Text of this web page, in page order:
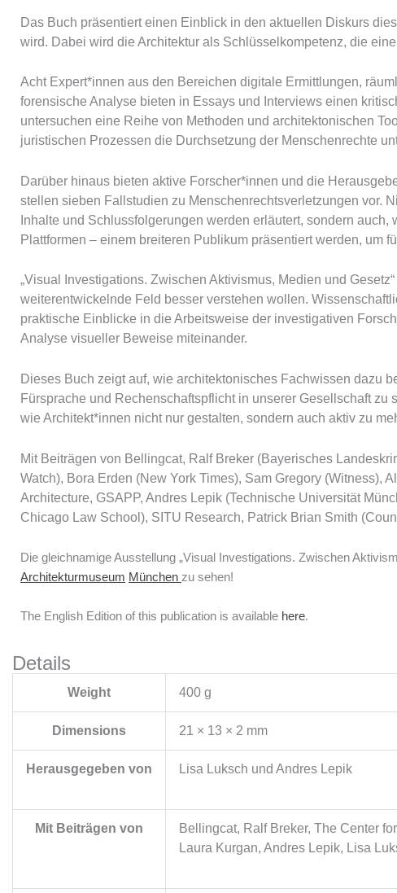
Das Buch präsentiert einen Einblick in den aktuellen Diskurs
wird. Dabei wird die Architektur als Schlüsselkompetenz, die
Acht Expert*innen aus den Bereichen digitale Ermittlungen,
forensische Analyse bieten in Essays und Interviews einen
untersuchen eine Reihe von Methoden und architektonischen
juristischen Prozessen die Durchsetzung der Menschenrechte
Darüber hinaus bieten aktive Forscher*innen und die
stellen sieben Fallstudien zu Menschenrechtsverletzungen vor.
Inhalte und Schlussfolgerungen werden erläutert, sondern
Plattformen – einem breiteren Publikum präsentiert werden, um
„Visual Investigations. Zwischen Aktivismus, Medien und
weiterentwickelnde Feld besser verstehen wollen.
praktische Einblicke in die Arbeitsweise der investigativen
Analyse visueller Beweise miteinander.
Dieses Buch zeigt auf, wie architektonisches Fachwissen dazu
Fürsprache und Rechenschaftspflicht in unserer Gesellschaft
wie Architekt*innen nicht nur gestalten, sondern auch aktiv zu
Mit Beiträgen von Bellingcat, Ralf Breker (Bayerisches
Watch), Bora Erden (New York Times), Sam Gregory
Architecture, GSAPP, Andres Lepik (Technische Universität
Chicago Law School), SITU Research, Patrick Brian Smith
Die gleichnamige Ausstellung „Visual Investigations. Zwischen
Architekturmuseum München zu sehen!
The English Edition of this publication is available here.
Details
Weight 400 g
Dimensions 21 × 13 × 2 mm
Herausgegeben von Lisa Luksch und Andres Lepik
Mit Beiträgen von
Bellingcat, Ralf Breker, The Center
Laura Kurgan, Andres Lepik, Lisa